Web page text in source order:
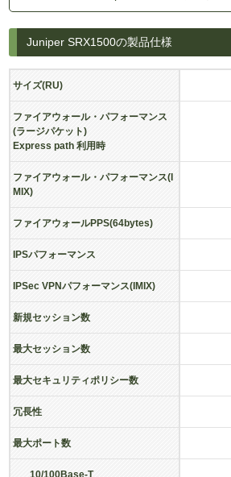
Juniper SRX1500の製品仕様
サイズ(RU)
ファイアウォール・パフォーマンス
(ラージパケット)
Express path 利用時
ファイアウォール・パフォーマンス(I
MIX)
ファイアウォールPPS(64bytes)
IPSパフォーマンス
IPSec VPNパフォーマンス(IMIX)
新規セッション数
最大セッション数
最大セキュリティポリシー数
冗長性
最大ポート数
10/100Base-T